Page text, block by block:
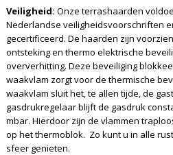
Veiligheid: Onze terrashaarden
Nederlandse veiligheidsvoorschriften
gecertificeerd. De haarden zijn
ontsteking en thermo elektrische
oververhitting. Deze beveiliging
waakvlam zorgt voor de thermische
waakvlam sluit het, te allen tijde, de
gasdrukregelaar blijft de gasdruk
mbar. Hierdoor zijn de vlammen
op het thermoblok. Zo kunt u in alle
sfeer genieten.